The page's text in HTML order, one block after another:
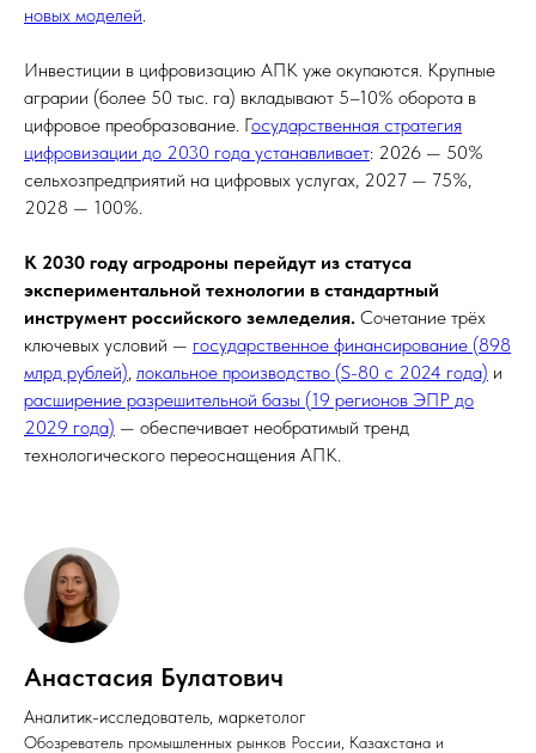
новых моделей.
Инвестиции в цифровизацию АПК уже окупаются. Крупные
аграрии (более 50 тыс. га) вкладывают 5–10% оборота в
цифровое преобразование. Государственная стратегия
цифровизации до 2030 года устанавливает: 2026 — 50%
сельхозпредприятий на цифровых услугах, 2027 — 75%,
2028 — 100%.
К 2030 году агродроны перейдут из статуса
экспериментальной технологии в стандартный
инструмент российского земледелия. Сочетание трёх
ключевых условий — государственное финансирование (898
млрд рублей), локальное производство (S-80 с 2024 года) и
расширение разрешительной базы (19 регионов ЭПР до
2029 года) — обеспечивает необратимый тренд
технологического переоснащения АПК.
Анастасия Булатович
Аналитик-исследователь, маркетолог
Обозреватель промышленных рынков России, Казахстана и